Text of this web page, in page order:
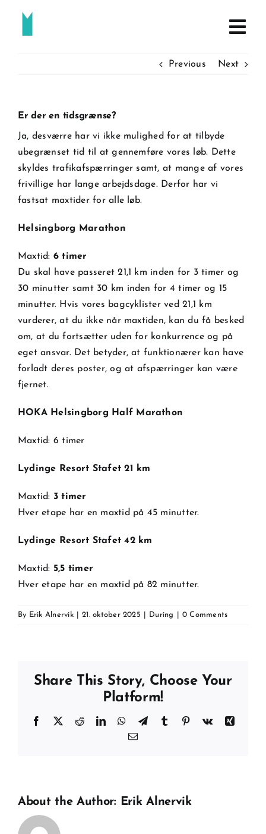
Previous Next
Er der en tidsgrænse?
Ja, desværre har vi ikke mulighed for at tilbyde
ubegrænset tid til at gennemføre vores løb. Dette
skyldes trafikafspærringer samt, at mange af vores
frivillige har lange arbejdsdage. Derfor har vi
fastsat maxtider for alle løb.
Helsingborg Marathon
Maxtid: 6 timer
Du skal have passeret 21,1 km inden for 3 timer og
30 minutter samt 30 km inden for 4 timer og 15
minutter. Hvis vores bagcyklister ved 21,1 km
vurderer, at du ikke når maxtiden, kan du få besked
om, at du fortsætter uden for konkurrence og på
eget ansvar. Det betyder, at funktionærer kan have
forladt deres poster, og at afspærringer kan være
fjernet.
HOKA Helsingborg Half Marathon
Maxtid: 6 timer
Lydinge Resort Stafet 21 km
Maxtid: 3 timer
Hver etape har en maxtid på 45 minutter.
Lydinge Resort Stafet 42 km
Maxtid: 5,5 timer
Hver etape har en maxtid på 82 minutter.
By Erik Alnervik 21. oktober 2025 During 0 Comments
Share This Story, Choose Your
Platform!
Facebook
X RedditLinkedInWhatsApp
TelegramTumblr Pinterest
Vk
Xing
Email
About the Author: Erik Alnervik